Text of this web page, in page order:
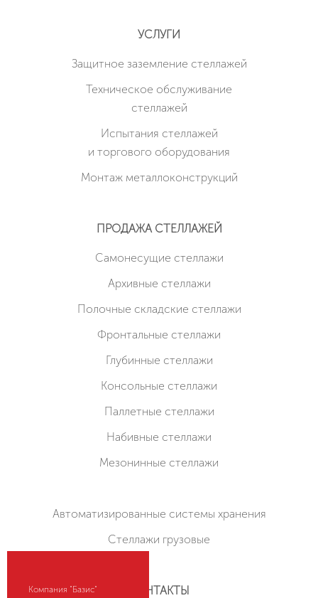
УСЛУГИ
Защитное заземление стеллажей
Техническое обслуживание
стеллажей
Испытания стеллажей
и торгового оборудования
Монтаж металлоконструкций
ПРОДАЖА СТЕЛЛАЖЕЙ
Cамонесущие стеллажи
Архивные стеллажи
Полочные складские стеллажи
Фронтальные стеллажи
Глубинные стеллажи
Консольные стеллажи
Паллетные стеллажи
Набивные стеллажи
Мезонинные стеллажи
Автоматизированные системы хранения
Стеллажи грузовые
КОНТАКТЫ
Компания "Базис"